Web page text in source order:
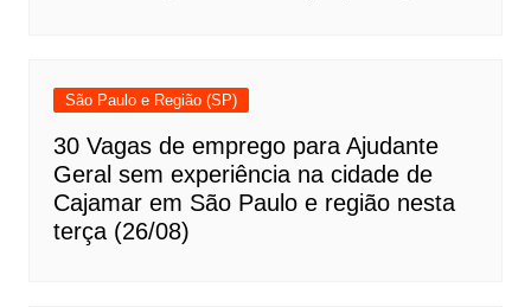
São Paulo e Região (SP)
30 Vagas de emprego para Ajudante
Geral sem experiência na cidade de
Cajamar em São Paulo e região nesta
terça (26/08)